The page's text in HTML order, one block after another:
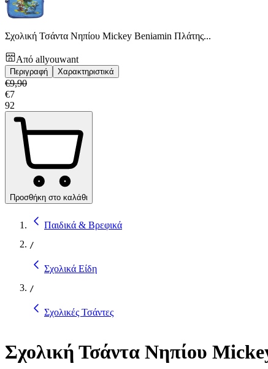
Σχολική Τσάντα Νηπίου Mickey Beniamin Πλάτης...
Από allyouwant
Περιγραφή Χαρακτηριστικά
€9,90
€7
92
Προσθήκη στο καλάθι
Παιδικά & Βρεφικά
/
Σχολικά Είδη
/
Σχολικές Τσάντες
Σχολική Τσάντα Νηπίου